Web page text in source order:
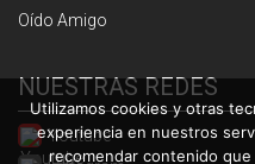
Oído Amigo
NUESTRAS REDES
Youtube
Utilizamos cookies y otras
experiencia en nuestros
recomendar contenido